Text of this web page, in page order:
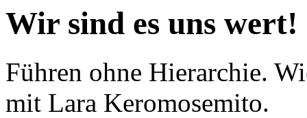
Wir sind es uns wert!
Führen ohne Hierarchie.
mit Lara Keromosemito.